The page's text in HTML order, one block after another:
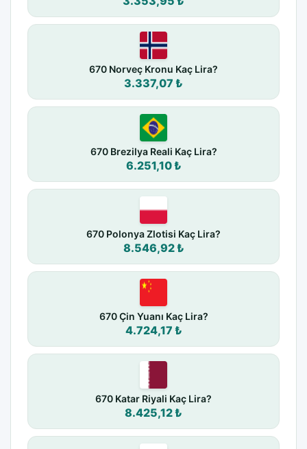
670 Norveç Kronu Kaç Lira?
3.337,07 ₺
670 Brezilya Reali Kaç Lira?
6.251,10 ₺
670 Polonya Zlotisi Kaç Lira?
8.546,92 ₺
670 Çin Yuanı Kaç Lira?
4.724,17 ₺
670 Katar Riyali Kaç Lira?
8.425,12 ₺